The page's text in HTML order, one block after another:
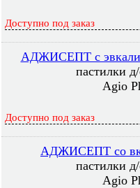
Доступно под заказ
АДЖИСЕПТ с
пастилки
Agio
Доступно под заказ
АДЖИСЕПТ со
пастилки
Agio